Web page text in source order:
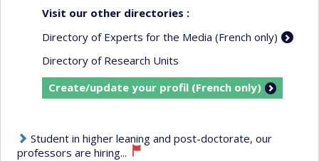
Visit our other directories :
Directory of Experts for the Media (French only)
Directory of Research Units
Create/update your profil (French only)
Student in higher leaning and post-doctorate, our
professors are hiring...